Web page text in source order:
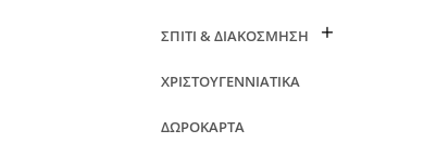
ΣΠΙΤΙ & ΔΙΑΚΟΣΜΗΣΗ
ΧΡΙΣΤΟΥΓΕΝΝΙΑΤΙΚΑ
ΔΩΡΟΚΑΡΤΑ